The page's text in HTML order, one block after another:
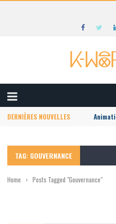
DERNIÈRES NOUVELLES
TAG: GOUVERNANCE
Home › Posts Tagged "Gouvernance"